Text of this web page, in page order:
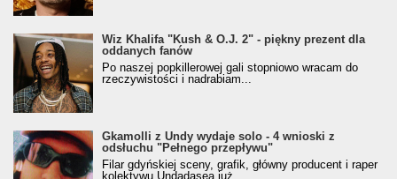
Wiz Khalifa "Kush & O.J. 2" - piękny prezent dla
oddanych fanów
Po naszej popkillerowej gali stopniowo wracam do
rzeczywistości i nadrabiam...
Gkamolli z Undy wydaje solo - 4 wnioski z
odsłuchu "Pełnego przepływu"
Filar gdyńskiej sceny, grafik, główny producent i raper
kolektywu Undadasea już...